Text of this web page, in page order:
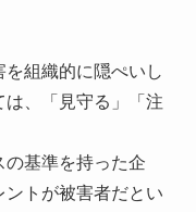
組織的に隠ぺいし
、「見守る」「注
の基準を持った企
トが被害者だとい